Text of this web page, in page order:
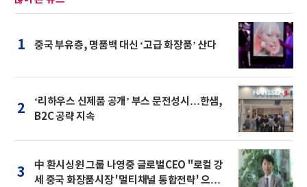
1 중국 부유층, 명품백 대신 ‘고급 화장품’ 산다
2
‘리하우스 신제품 공개’ 부스 문전성시…한샘,
B2C 공략 지속
3
中 환시싱윈 그룹 나영중 글로벌CEO "로컬 강
세 중국 화장품시장 '멀티채널 통합전략' 으로